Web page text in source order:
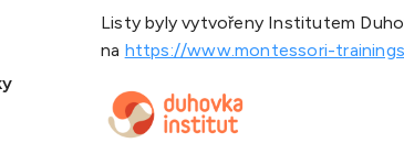
Listy byly vytvořeny Institutem
na https://www.montessori-